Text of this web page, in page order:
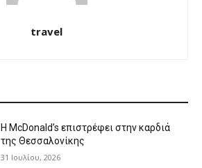
travel
Η McDonald’s επιστρέφει στην καρδιά
της Θεσσαλονίκης
31 Ιουλίου, 2026